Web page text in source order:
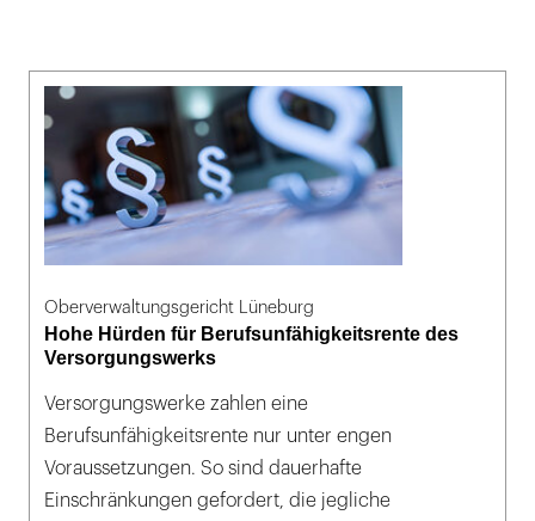
Oberverwaltungsgericht Lüneburg
Hohe Hürden für Berufsunfähigkeitsrente des
Versorgungswerks
Versorgungswerke zahlen eine
Berufsunfähigkeitsrente nur unter engen
Voraussetzungen. So sind dauerhafte
Einschränkungen gefordert, die jegliche